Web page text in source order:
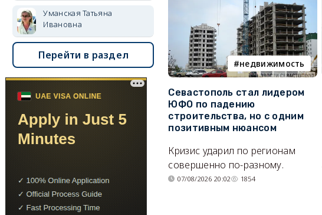
недвижимость
Севастополь стал лидером
ЮФО по падению
строительства, но с одним
позитивным нюансом
Кризис ударил по регионам
совершенно по-разному.
07/08/2026 20:02 1854
Уманская Татьяна
Ивановна
Перейти в раздел